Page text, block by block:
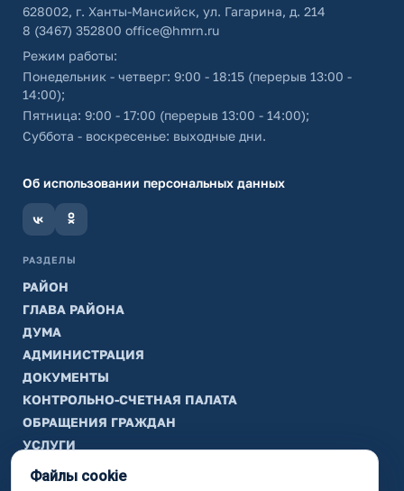
628002, г. Ханты-Мансийск, ул. Гагарина, д. 214
8 (3467) 352800 office@hmrn.ru
Режим работы:
Понедельник - четверг: 9:00 - 18:15 (перерыв 13:00 -
14:00);
Пятница: 9:00 - 17:00 (перерыв 13:00 - 14:00);
Суббота - воскресенье: выходные дни.
Об использовании персональных данных
РАЗДЕЛЫ
РАЙОН
ГЛАВА РАЙОНА
ДУМА
АДМИНИСТРАЦИЯ
ДОКУМЕНТЫ
КОНТРОЛЬНО-СЧЕТНАЯ ПАЛАТА
ОБРАЩЕНИЯ ГРАЖДАН
УСЛУГИ
ТИК
Файлы cookie